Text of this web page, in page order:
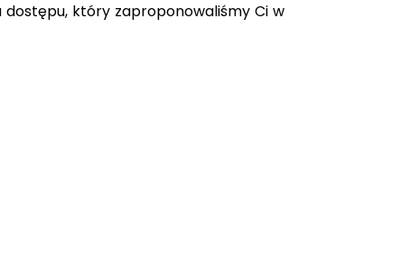
dostępu, który zaproponowaliśmy Ci w